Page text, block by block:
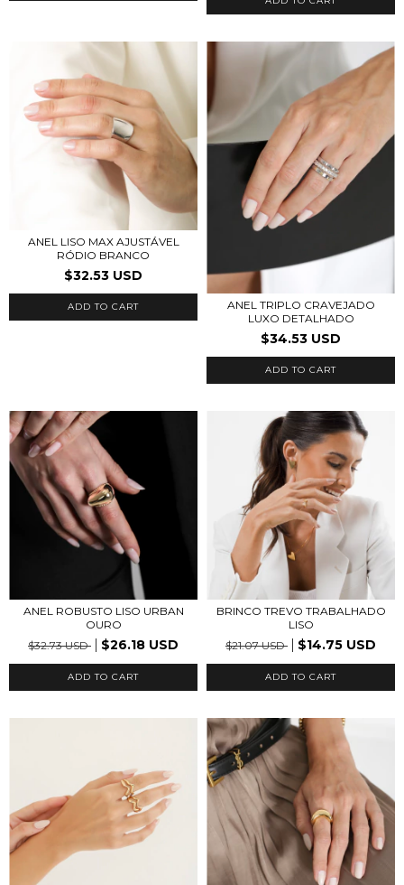
ANEL LISO MAX AJUSTÁVEL
RÓDIO BRANCO
$32.53 USD
ANEL TRIPLO CRAVEJADO
LUXO DETALHADO
$34.53 USD
ADD TO CART
ANEL ROBUSTO LISO URBAN
OURO
$32.73 USD
$26.18 USD
ADD TO CART
BRINCO TREVO TRABALHADO
LISO
$21.07 USD
$14.75 USD
ADD TO CART